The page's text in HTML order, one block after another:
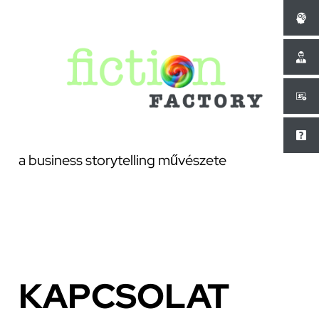
tartalomhoz
a business storytelling művészete
KAPCSOLAT